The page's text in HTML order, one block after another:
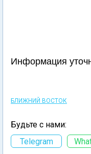
Информация
БЛИЖНИЙ ВОСТОК
Будьте с нами:
Telegram